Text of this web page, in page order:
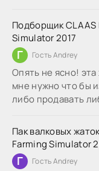
Подборщик CLAAS
Simulator 2017
Г Гость Andrey
Опять не ясно!
мне нужно что бы
либо продавать
Пак валковых
Farming Simulator
Г Гость Andrey